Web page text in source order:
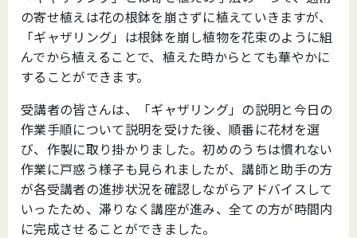
の寄せ植えは花の根鉢を崩さずに植えていきますが、
「ギャザリング」は根鉢を崩し植物を花束のように組
んでから植えることで、植えた時からとても華やかに
することができます。
受講者の皆さんは、「ギャザリング」の説明と今日の
作業手順について説明を受けた後、順番に花材を選
び、作製に取り掛かりました。初めのうちは慣れない
作業に戸惑う様子も見られましたが、講師と助手の方
が各受講者の進捗状況を確認しながらアドバイスして
いったため、滞りなく講座が進み、全ての方が時間内
に完成させることができました。